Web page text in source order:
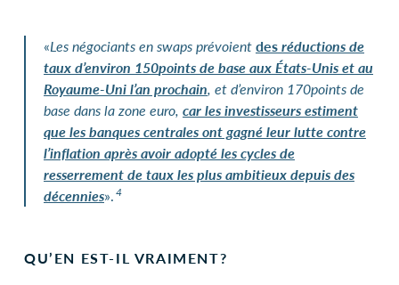
«Les négociants en swaps prévoientdesréductions de
taux d’environ 150points de base aux États-Unis et au
Royaume-Uni l’an prochain, et d’environ 170points de
base dans la zone euro, car les investisseurs estiment
que les banques centrales ont gagné leur lutte contre
l’inflation après avoir adopté les cycles de
resserrement de taux les plus ambitieux depuis des
décennies».4
QU’EN EST-IL VRAIMENT?